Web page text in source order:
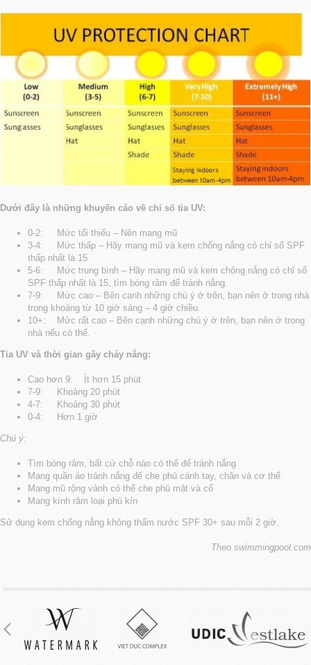
Dưới đây là những khuyến cáo về chỉ số tia UV:
0-2: Mức tối thiểu – Nên mang mũ
3-4: Mức thấp – Hãy mang mũ và kem chống nắng có chỉ số SPF
thấp nhất là 15
5-6: Mức trung bình – Hãy mang mũ và kem chông nắng có chỉ số
SPF thấp nhất là 15, tìm bóng râm để tránh nắng.
7-9: Mức cao – Bên cạnh những chú ý ở trên, bạn nên ở trong nhà
trong khoảng từ 10 giờ sáng – 4 giờ chiều.
10+: Mức rất cao – Bên cạnh những chú ý ở trên, bạn nên ở trong
nhà nếu có thể.
Tia UV và thời gian gây cháy nắng:
Cao hơn 9: Ít hơn 15 phút
7-9: Khoảng 20 phút
4-7: Khoảng 30 phút
0-4: Hơn 1 giờ
Chú ý:
Tìm bóng râm, bất cứ chỗ nào có thể để tránh nắng
Mang quần áo tránh nắng để che phủ cánh tay, chân và cơ thể
Mang mũ rộng vành có thể che phủ mặt và cổ
Mang kính râm loại phủ kín
Sử dụng kem chống nắng không thấm nước SPF 30+ sau mỗi 2 giờ.
Theo swimmingpool.com